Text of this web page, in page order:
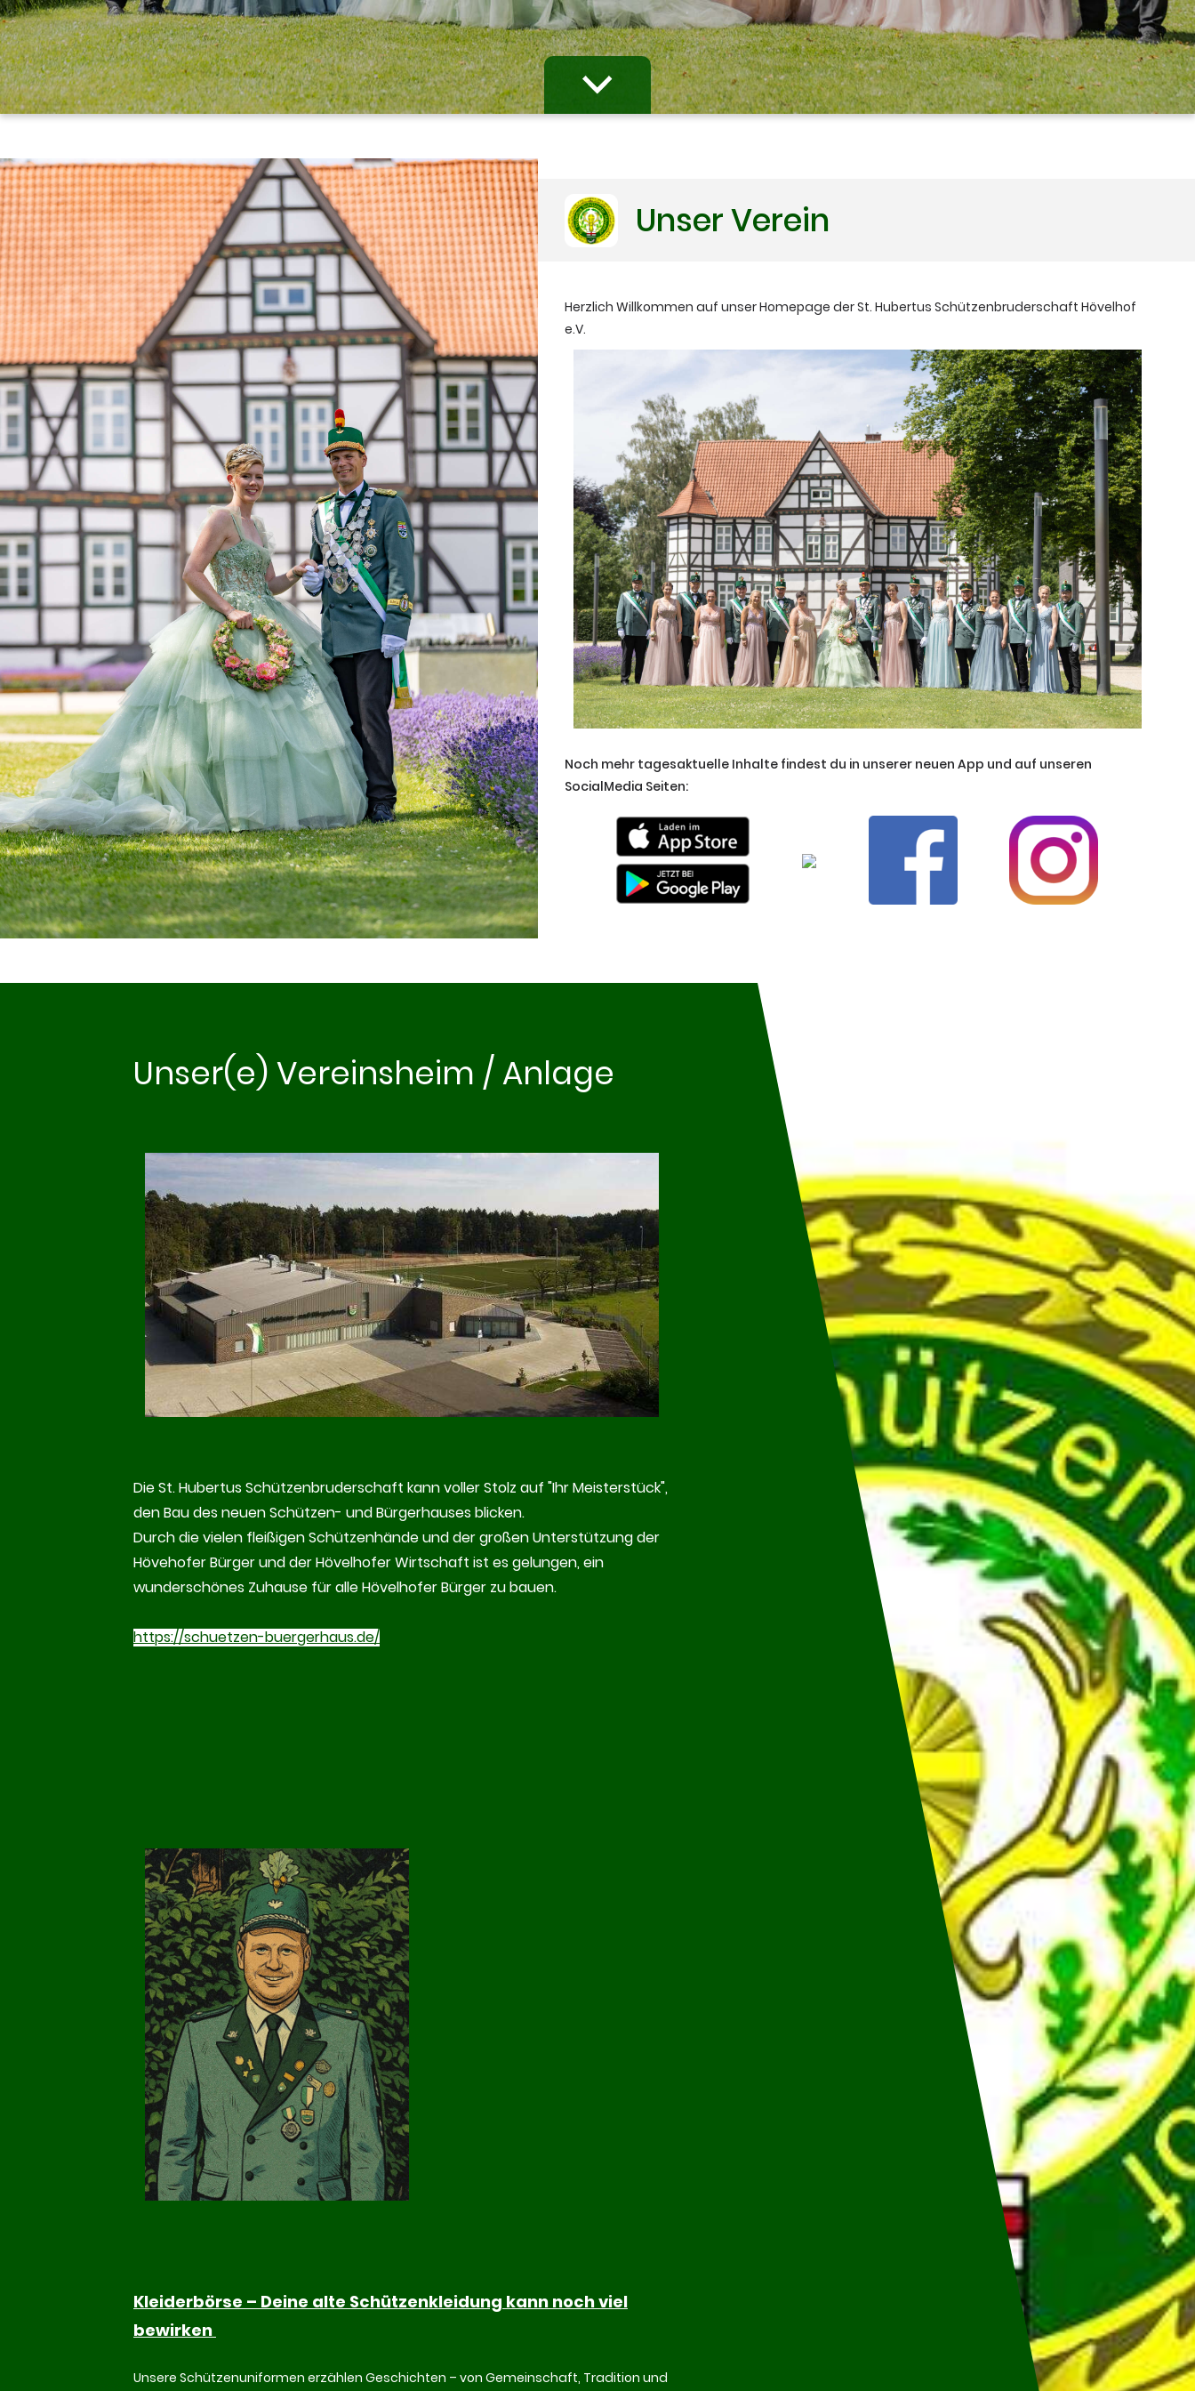
Unser Verein
Herzlich Willkommen auf unser Homepage der St. Hubertus Schützenbruderschaft Hövelhof
e.V.
Noch mehr tagesaktuelle Inhalte findest du in unserer neuen App und auf unseren
SocialMedia Seiten:
Unser(e) Vereinsheim / Anlage
Die St. Hubertus Schützenbruderschaft kann voller Stolz auf "Ihr Meisterstück",
den Bau des neuen Schützen- und Bürgerhauses blicken.
Durch die vielen fleißigen Schützenhände und der großen Unterstützung der
Hövehofer Bürger und der Hövelhofer Wirtschaft ist es gelungen, ein
wunderschönes Zuhause für alle Hövelhofer Bürger zu bauen.
https://schuetzen-buergerhaus.de/
Kleiderbörse – Deine alte Schützenkleidung kann noch viel
bewirken
Unsere Schützenuniformen erzählen Geschichten – von Gemeinschaft, Tradition und